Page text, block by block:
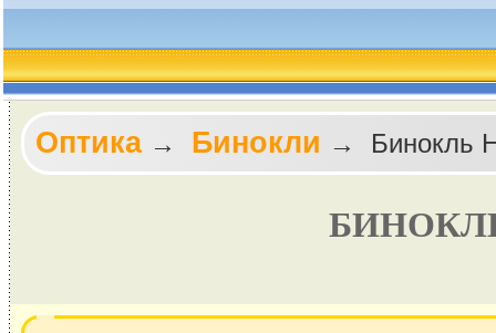
Оптика→ Бинокли → Бинокль
БИНОКЛЬ